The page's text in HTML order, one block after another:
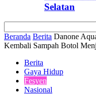
Selatan
Beranda Berita Danone
Kembali Sampah Botol
Berita
Gaya Hidup
Fesyen
Nasional